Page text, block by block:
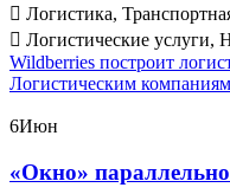
Логистика,
Логистические услуги,
Post
navigation
Wildberries построит
Логистическим
6Июн
«Окно»